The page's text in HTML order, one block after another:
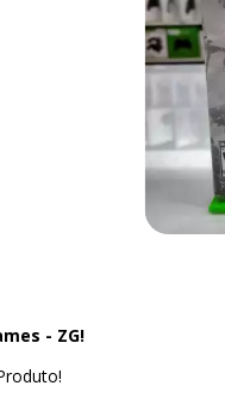
- ZG!